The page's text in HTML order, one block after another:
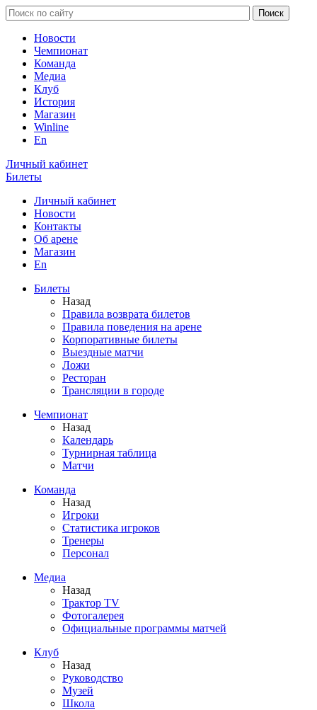
Новости
Чемпионат
Команда
Медиа
Клуб
История
Магазин
Winline
En
Личный кабинет
Билеты
Личный кабинет
Новости
Контакты
Об арене
Магазин
En
Билеты
Назад
Правила возврата билетов
Правила поведения на арене
Корпоративные билеты
Выездные матчи
Ложи
Ресторан
Трансляции в городе
Чемпионат
Назад
Календарь
Турнирная таблица
Матчи
Команда
Назад
Игроки
Статистика игроков
Тренеры
Персонал
Медиа
Назад
Трактор TV
Фотогалерея
Официальные программы матчей
Клуб
Назад
Руководство
Музей
Школа